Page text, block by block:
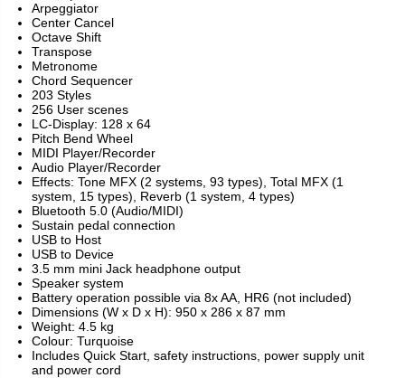
Arpeggiator
Center Cancel
Octave Shift
Transpose
Metronome
Chord Sequencer
203 Styles
256 User scenes
LC-Display: 128 x 64
Pitch Bend Wheel
MIDI Player/Recorder
Audio Player/Recorder
Effects: Tone MFX (2 systems, 93 types), Total MFX (1
system, 15 types), Reverb (1 system, 4 types)
Bluetooth 5.0 (Audio/MIDI)
Sustain pedal connection
USB to Host
USB to Device
3.5 mm mini Jack headphone output
Speaker system
Battery operation possible via 8x AA, HR6 (not included)
Dimensions (W x D x H): 950 x 286 x 87 mm
Weight: 4.5 kg
Colour: Turquoise
Includes Quick Start, safety instructions, power supply unit
and power cord